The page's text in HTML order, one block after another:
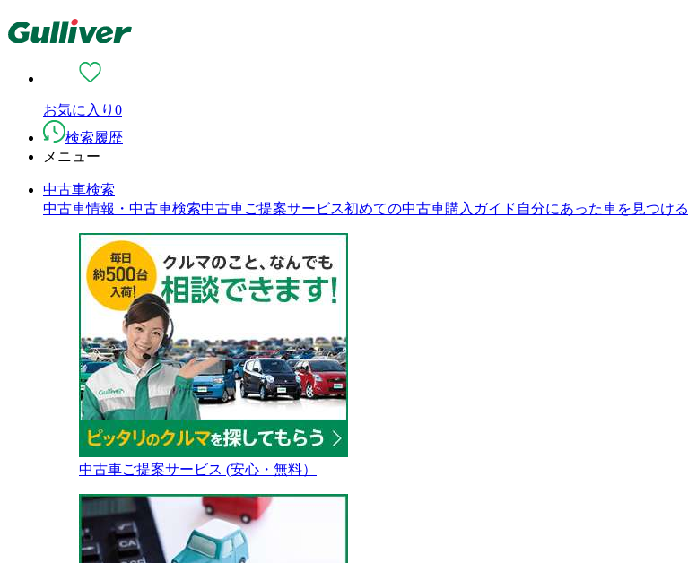
お気に入り 0
検索履歴
メニュー
中古車検索
中古車情報・中古車検索中古車ご提案サービス初めての中古車購入ガイド 自分にあった車を見つける
中古車ご提案サービス (安心・無料）